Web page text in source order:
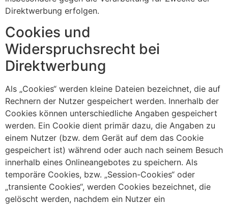
Direktwerbung erfolgen.
Cookies und
Widerspruchsrecht bei
Direktwerbung
Als „Cookies“ werden kleine Dateien bezeichnet, die auf
Rechnern der Nutzer gespeichert werden. Innerhalb der
Cookies können unterschiedliche Angaben gespeichert
werden. Ein Cookie dient primär dazu, die Angaben zu
einem Nutzer (bzw. dem Gerät auf dem das Cookie
gespeichert ist) während oder auch nach seinem Besuch
innerhalb eines Onlineangebotes zu speichern. Als
temporäre Cookies, bzw. „Session-Cookies“ oder
„transiente Cookies“, werden Cookies bezeichnet, die
gelöscht werden, nachdem ein Nutzer ein